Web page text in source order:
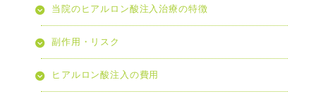
当院のヒアルロン酸注入治療の特徴
副作用・リスク
ヒアルロン酸注入の費用